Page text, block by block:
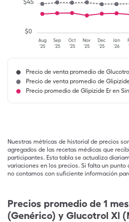
Aug
'25
Sep
'25
Oct
'25
Nov
'25
Dec
'25
Jan
'26
$0
$45
Precio de venta promedio de
Precio de venta promedio de
Precio promedio de Glipizide Er en
Nuestras métricas de historial de precios
agregados de las recetas médicas que
participantes. Esta tabla se actualiza
variaciones en los precios. Si falta un
no contamos con suficiente información
Precios promedio de 1
(Genérico) y Glucotrol Xl